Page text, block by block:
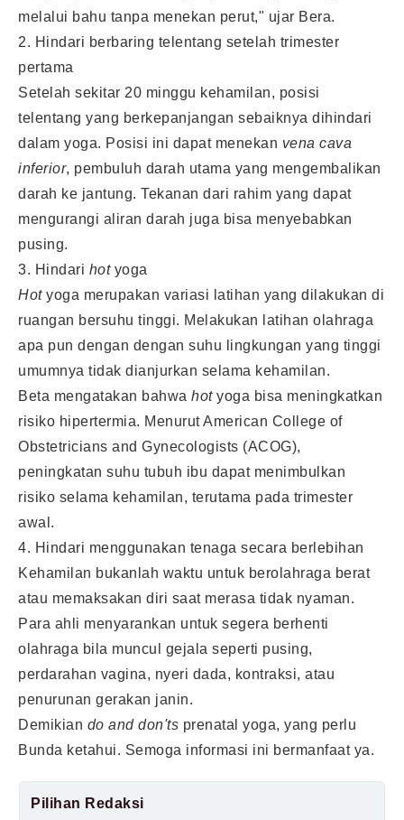
melalui bahu tanpa menekan perut," ujar Bera.
2. Hindari berbaring telentang setelah trimester
pertama
Setelah sekitar 20 minggu kehamilan, posisi
telentang yang berkepanjangan sebaiknya dihindari
dalam yoga. Posisi ini dapat menekan vena cava
inferior, pembuluh darah utama yang mengembalikan
darah ke jantung. Tekanan dari rahim yang dapat
mengurangi aliran darah juga bisa menyebabkan
pusing.
3. Hindari hotyoga
Hotyoga merupakan variasi latihan yang dilakukan di
ruangan bersuhu tinggi. Melakukan latihan olahraga
apa pun dengan dengan suhu lingkungan yang tinggi
umumnya tidak dianjurkan selama kehamilan.
Beta mengatakan bahwa hotyoga bisa meningkatkan
risiko hipertermia. Menurut American College of
Obstetricians and Gynecologists (ACOG),
peningkatan suhu tubuh ibu dapat menimbulkan
risiko selama kehamilan, terutama pada trimester
awal.
4. Hindari menggunakan tenaga secara berlebihan
Kehamilan bukanlah waktu untuk berolahraga berat
atau memaksakan diri saat merasa tidak nyaman.
Para ahli menyarankan untuk segera berhenti
olahraga bila muncul gejala seperti pusing,
perdarahan vagina, nyeri dada, kontraksi, atau
penurunan gerakan janin.
Demikian do and don'ts prenatal yoga, yang perlu
Bunda ketahui. Semoga informasi ini bermanfaat ya.
Pilihan Redaksi